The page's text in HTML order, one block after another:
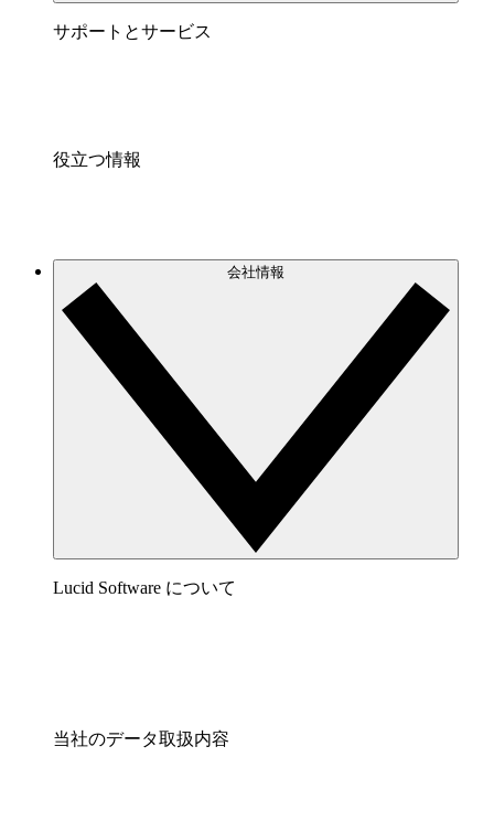
サポートとサービス
役立つ情報
会社情報
Lucid Software について
当社のデータ取扱内容